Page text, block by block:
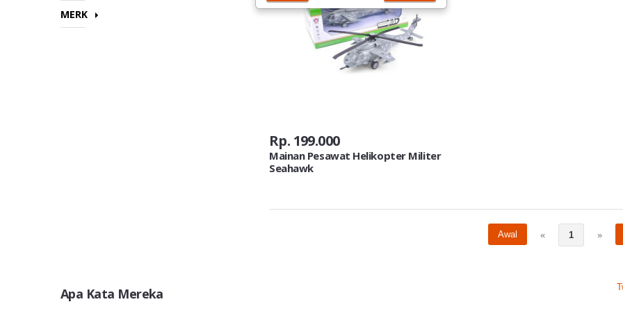
MERK
Rp. 199.000
Mainan Pesawat Helikopter Militer
Seahawk
Awal « 1 »
Apa Kata Mereka